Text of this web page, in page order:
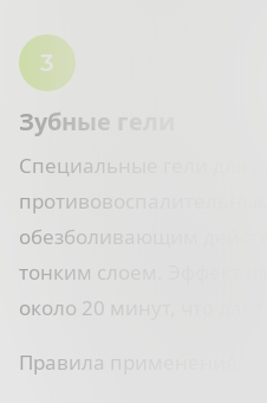
Зубные гели
Специальные гели для
обезболивающим
тонким слоем. Эффект
около 20 минут, что
Правила применения: